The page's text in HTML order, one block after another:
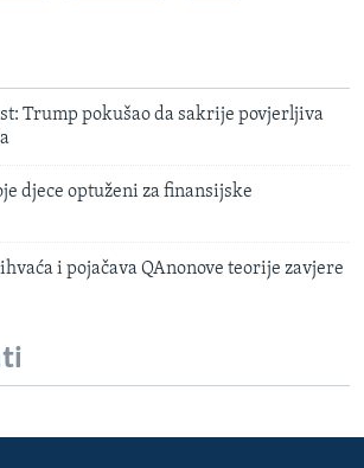
Trump pokušao da sakrije povjerljiva
djece optuženi za finansijske
i pojačava QAnonove teorije zavjere